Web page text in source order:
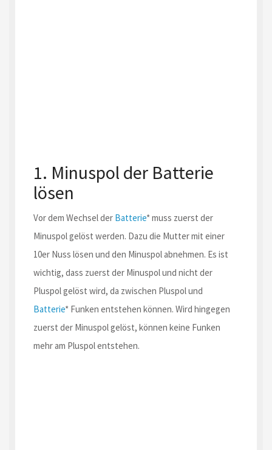
1. Minuspol der Batterie
lösen
Vor dem Wechsel der Batterie* muss zuerst der
Minuspol gelöst werden. Dazu die Mutter mit einer
10er Nuss lösen und den Minuspol abnehmen. Es ist
wichtig, dass zuerst der Minuspol und nicht der
Pluspol gelöst wird, da zwischen Pluspol und
Batterie* Funken entstehen können. Wird hingegen
zuerst der Minuspol gelöst, können keine Funken
mehr am Pluspol entstehen.